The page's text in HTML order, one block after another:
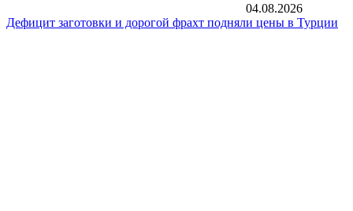
04.08.2026
Дефицит заготовки и дорогой фрахт подняли цены в Турции